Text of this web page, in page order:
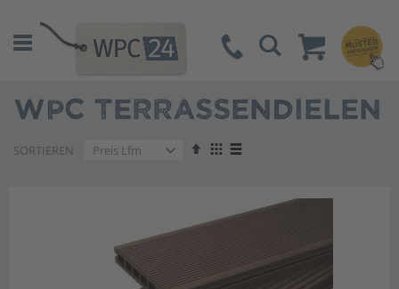
Suche
WPC TERRASSENDIELEN
SORTIEREN
AbsteigendAnzeigen